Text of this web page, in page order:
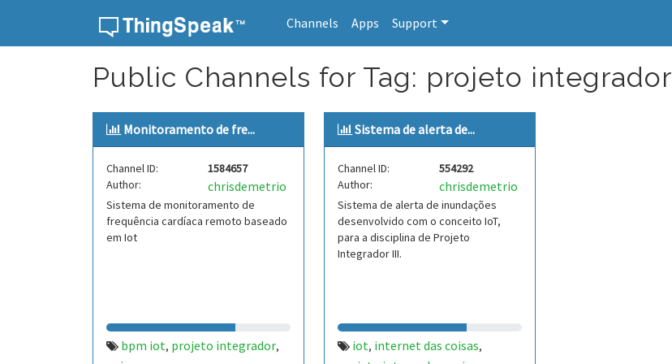
Channels Apps Support
Public Channels for Tag: projeto integrador
Monitoramento de fre...
Channel ID:
1584657
Author:
chrisdemetrio
Sistema de monitoramento de
frequência cardíaca remoto baseado
em Iot
bpm iot, projeto integrador,
Sistema de alerta de...
Channel ID:
554292
Author:
chrisdemetrio
Sistema de alerta de inundações
desenvolvido com o conceito IoT,
para a disciplina de Projeto
Integrador III.
iot, internet das coisas,